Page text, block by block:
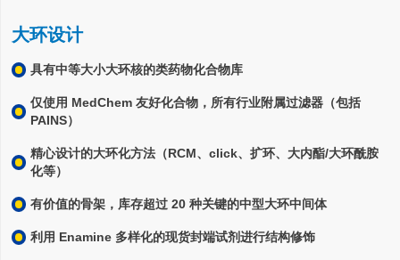
大环设计
具有中等大小大环核的类药物化合物库
仅使用 MedChem 友好化合物，所有行业附属过滤器（包括
PAINS）
精心设计的大环化方法（RCM、click、扩环、大内酯/大环酰胺
化等）
有价值的骨架，库存超过 20 种关键的中型大环中间体
利用 Enamine 多样化的现货封端试剂进行结构修饰